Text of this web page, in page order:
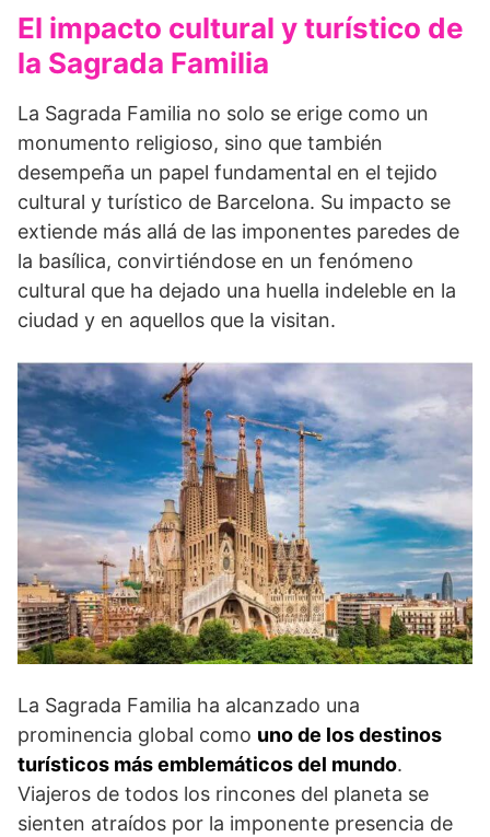
El impacto cultural y turístico de
la Sagrada Familia
La Sagrada Familia no solo se erige como un
monumento religioso, sino que también
desempeña un papel fundamental en el tejido
cultural y turístico de Barcelona. Su impacto se
extiende más allá de las imponentes paredes de
la basílica, convirtiéndose en un fenómeno
cultural que ha dejado una huella indeleble en la
ciudad y en aquellos que la visitan.
La Sagrada Familia ha alcanzado una
prominencia global como uno de los destinos
turísticos más emblemáticos del mundo.
Viajeros de todos los rincones del planeta se
sienten atraídos por la imponente presencia de